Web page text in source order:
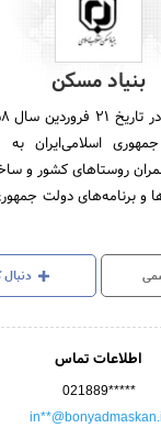
بنیاد مسکن
جمهوری اسلامی‌ایران
روستاهای کشور و
برنامه‌های دولت
دنبال
اطلاعات تماس
021889*****